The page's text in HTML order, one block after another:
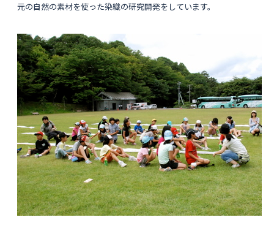
元の自然の素材を使った染織の研究開発をしています。